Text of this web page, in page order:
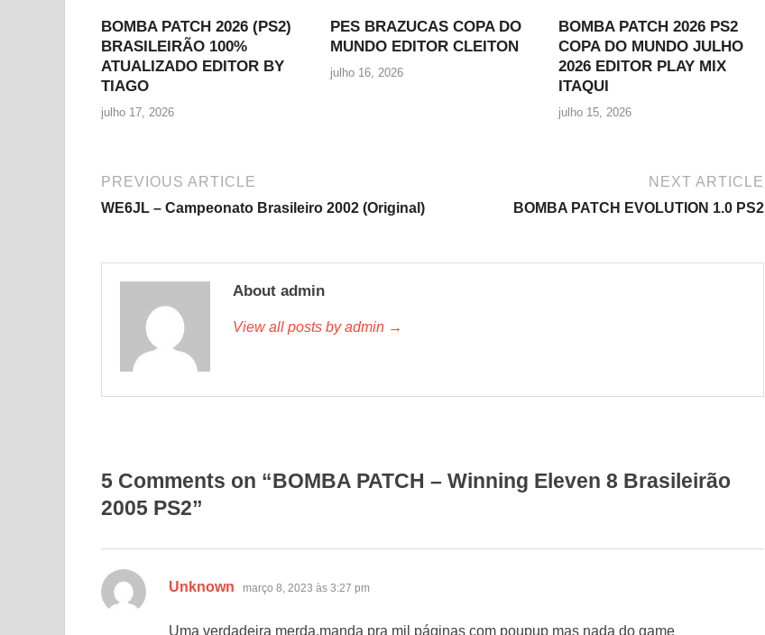
BOMBA PATCH 2026 (PS2)
BRASILEIRÃO 100%
ATUALIZADO EDITOR BY
TIAGO
julho 17, 2026
PES BRAZUCAS COPA DO
MUNDO EDITOR CLEITON
julho 16, 2026
BOMBA PATCH 2026 PS2
COPA DO MUNDO JULHO
2026 EDITOR PLAY MIX
ITAQUI
julho 15, 2026
PREVIOUS ARTICLE
WE6JL – Campeonato Brasileiro 2002 (Original)
NEXT ARTICLE
BOMBA PATCH EVOLUTION 1.0 PS2
About admin
View all posts by admin →
5 Comments on “BOMBA PATCH – Winning Eleven 8 Brasileirão
2005 PS2”
Unknown disse:
março 8, 2023 às 3:27 pm
Uma verdadeira merda,manda pra mil páginas com poupup mas nada do game